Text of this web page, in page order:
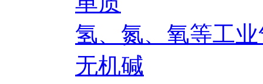
氢、氮、氧等工
无机碱